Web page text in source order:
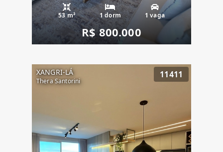
53 m² 1 dorm 1 vaga
R$ 800.000
XANGRI-LÁ
Thera Santorini
11411